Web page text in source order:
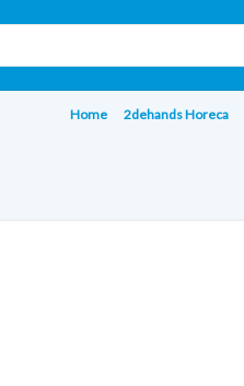
Home 2dehands Horeca